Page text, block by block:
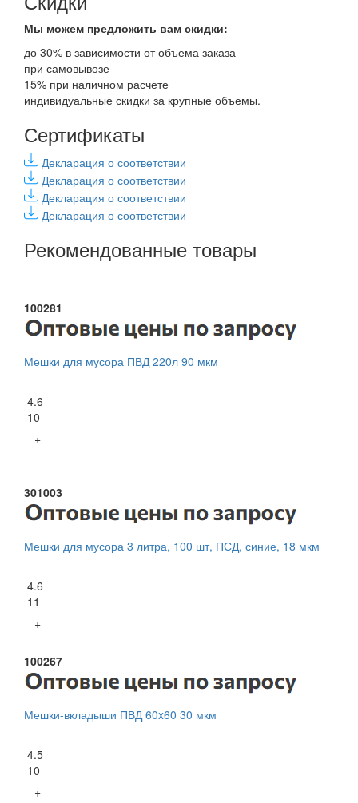
Мы можем предложить вам скидки:
до 30% в зависимости от объема заказа
при самовывозе
15% при наличном расчете
индивидуальные скидки за крупные объемы.
Сертификаты
Декларация о соответствии
Декларация о соответствии
Декларация о соответствии
Декларация о соответствии
Рекомендованные товары
100281
Мешки для мусора ПВД 220л 90 мкм
4.6
10
+
301003
Мешки для мусора 3 литра, 100 шт, ПСД, синие, 18 мкм
4.6
11
+
100267
Мешки-вкладыши ПВД 60x60 30 мкм
4.5
10
+